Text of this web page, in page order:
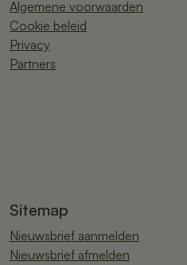
Algemene voorwaarden
Cookie beleid
Privacy
Partners
Sitemap
Nieuwsbrief aanmelden
Nieuwsbrief afmelden